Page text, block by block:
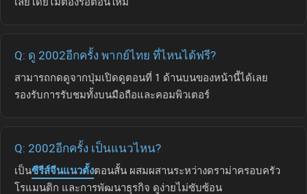
Q: ดู 2002อีกครั้ง พากย์ไทย ที่ไหนได้ฟรี?
สามารถกดดูจากปุ่มเปิดดูตอนที่ 1 ด้านบนของหน้านี้ได้เลย
รองรับการรับชมทั้งบนมือถือและคอมพิวเตอร์
Q: 2002อีกครั้ง เป็นแนวไหน?
เป็นซีรีส์จีนแนวตั้งตอนสั้น ผสมผสานระหว่างดราม่าครอบครัว
โรแมนติก และการพัฒนาธุรกิจ ดูง่ายไม่ซับซ้อน